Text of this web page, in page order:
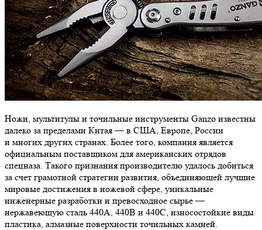
Ножи, мультитулы и точильные инструменты Ganzo известны
далеко за пределами Китая — в США, Европе, России
и многих других странах. Более того, компания является
официальным поставщиком для американских отрядов
спецназа. Такого признания производителю удалось добиться
за счет грамотной стратегии развития, объединяющей лучшие
мировые достижения в ножевой сфере, уникальные
инженерные разработки и превосходное сырье —
нержавеющую сталь 440A, 440B и 440С, износостойкие виды
пластика, алмазные поверхности точильных камней.